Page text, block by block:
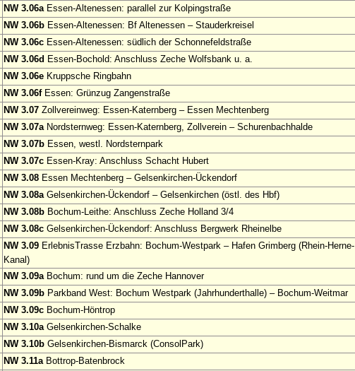
NW 3.06aEssen-Altenessen: parallel zur Kolpingstraße
NW 3.06b Essen-Altenessen: Bf Altenessen – Stauderkreisel
NW 3.06c Essen-Altenessen: südlich der Schonnefeldstraße
NW 3.06d Essen-Bochold: Anschluss Zeche Wolfsbank u. a.
NW 3.06e Kruppsche Ringbahn
NW 3.06fEssen: Grünzug Zangenstraße
NW 3.07 Zollvereinweg: Essen-Katernberg – Essen Mechtenberg
NW 3.07aNordsternweg: Essen-Katernberg, Zollverein – Schurenbachhalde
NW 3.07b Essen, westl. Nordsternpark
NW 3.07c Essen-Kray: Anschluss Schacht Hubert
NW 3.08 Essen Mechtenberg – Gelsenkirchen-Ückendorf
NW 3.08aGelsenkirchen-Ückendorf – Gelsenkirchen (östl. des Hbf)
NW 3.08b Bochum-Leithe: Anschluss Zeche Holland 3/4
NW 3.08c Gelsenkirchen-Ückendorf: Anschluss Bergwerk Rheinelbe
NW 3.09 ErlebnisTrasse Erzbahn: Bochum-Westpark – Hafen Grimberg (Rhein-Herne-
Kanal)
NW 3.09aBochum: rund um die Zeche Hannover
NW 3.09b Parkband West: Bochum Westpark (Jahrhunderthalle) – Bochum-Weitmar
NW 3.09c Bochum-Höntrop
NW 3.10aGelsenkirchen-Schalke
NW 3.10b Gelsenkirchen-Bismarck (ConsolPark)
NW 3.11aBottrop-Batenbrock